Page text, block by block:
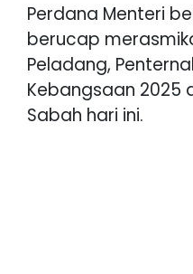
Perdana Menteri
berucap
Peladang,
Kebangsaan 2025
Sabah hari ini.